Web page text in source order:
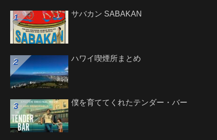
サバカン SABAKAN
ハワイ喫煙所まとめ
僕を育ててくれたテンダー・バー